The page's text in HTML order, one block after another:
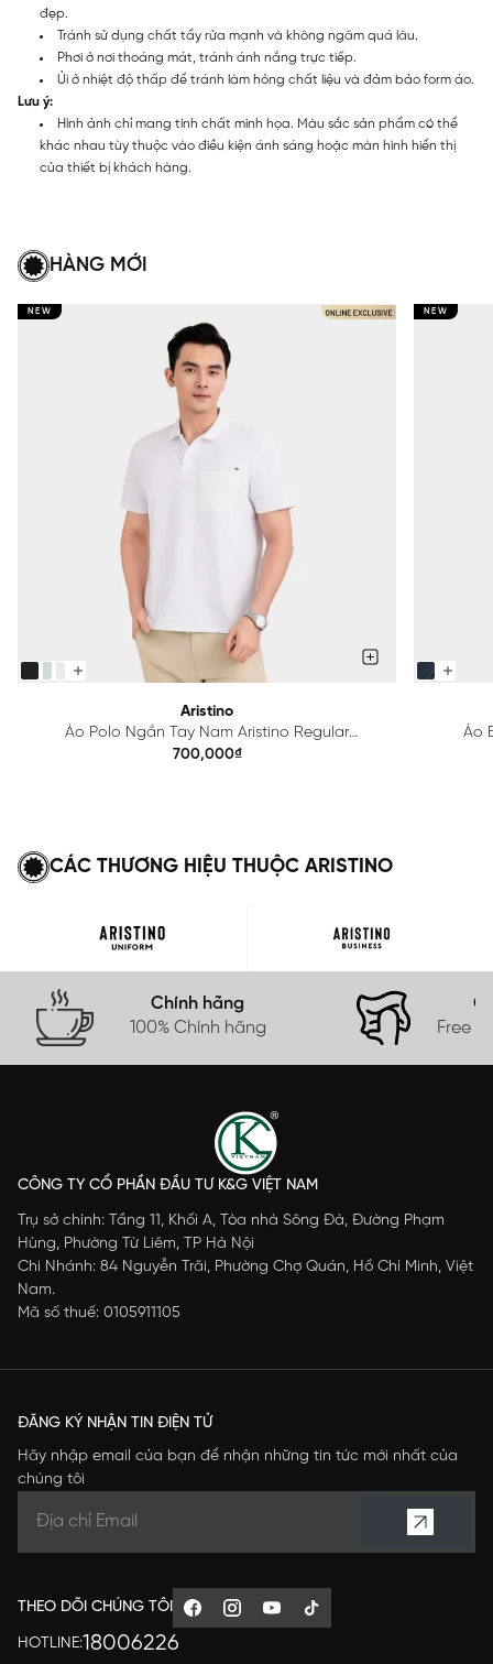
đẹp.
Tránh sử dụng chất tẩy rửa mạnh và không ngâm quá lâu.
Phơi ở nơi thoáng mát, tránh ánh nắng trực tiếp.
Ủi ở nhiệt độ thấp để tránh làm hỏng chất liệu và đảm bảo form áo.
Lưu ý:
Hình ảnh chỉ mang tính chất minh họa. Màu sắc sản phẩm có thể
khác nhau tùy thuộc vào điều kiện ánh sáng hoặc màn hình hiển thị
của thiết bị khách hàng.
HÀNG MỚI
NEW
Aristino
Áo Polo Ngắn Tay Nam Aristino Regular
APS615EDP01
700,000₫
NEW
Áo
CÁC THƯƠNG HIỆU THUỘC ARISTINO
Chính hãng
100% Chính hãng
Free
CÔNG TY CỔ PHẦN ĐẦU TƯ K&G VIỆT NAM
Trụ sở chính: Tầng 11, Khối A, Tòa nhà Sông Đà, Đường Phạm
Hùng, Phường Từ Liêm, TP Hà Nội
Chi Nhánh: 84 Nguyễn Trãi, Phường Chợ Quán, Hồ Chí Minh, Việt
Nam.
Mã số thuế: 0105911105
ĐĂNG KÝ NHẬN TIN ĐIỆN TỬ
Hãy nhập email của bạn để nhận những tin tức mới nhất của
chúng tôi
THEO DÕI CHÚNG TÔI
HOTLINE:18006226